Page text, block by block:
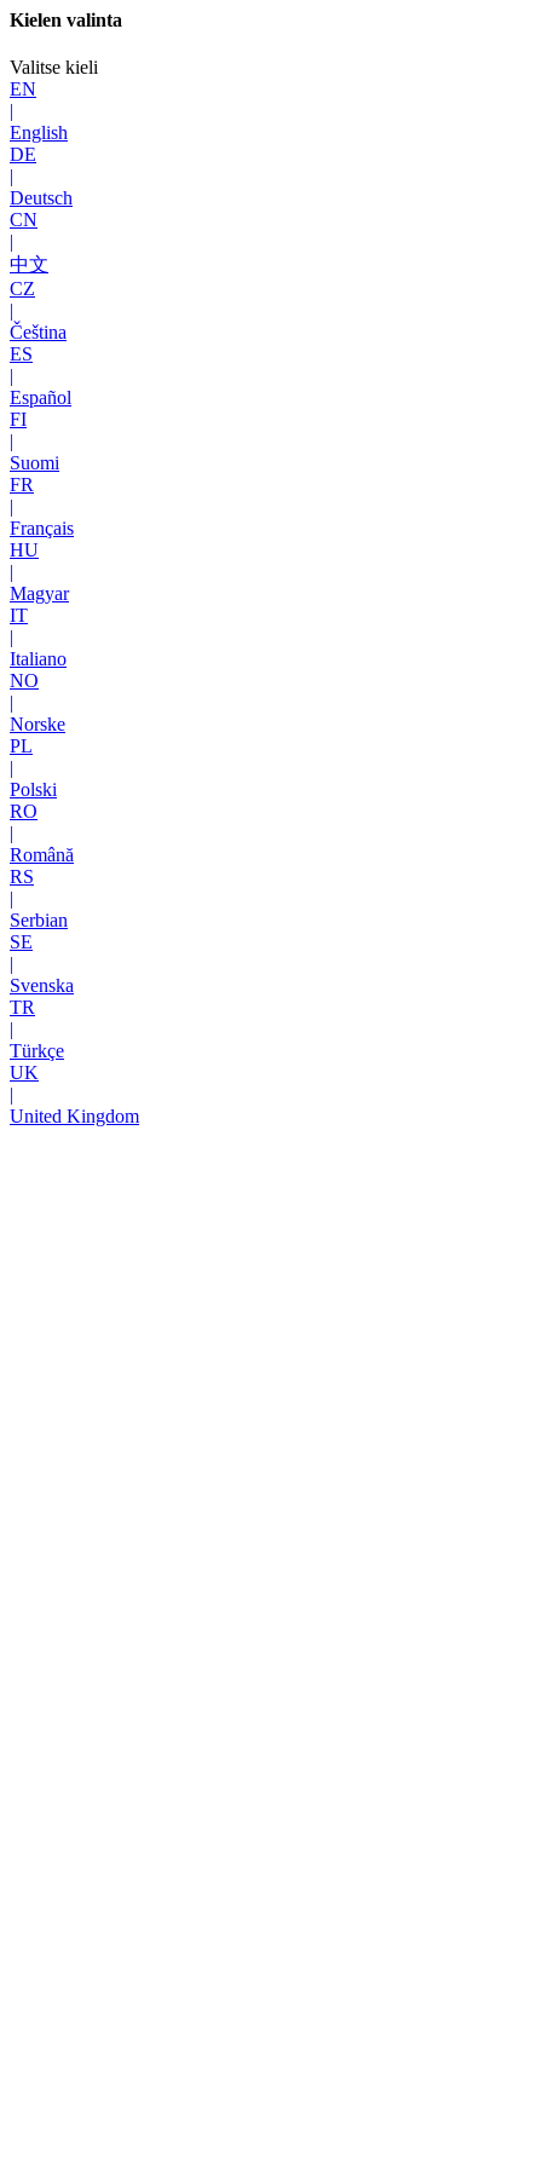
Kielen valinta
Valitse kieli
EN
|
English
DE
|
Deutsch
CN
|
中文
CZ
|
Čeština
ES
|
Español
FI
|
Suomi
FR
|
Français
HU
|
Magyar
IT
|
Italiano
NO
|
Norske
PL
|
Polski
RO
|
Română
RS
|
Serbian
SE
|
Svenska
TR
|
Türkçe
UK
|
United Kingdom